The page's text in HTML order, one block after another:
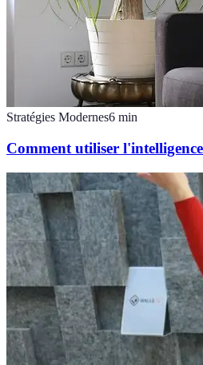
Stratégies Modernes6 min
Comment utiliser